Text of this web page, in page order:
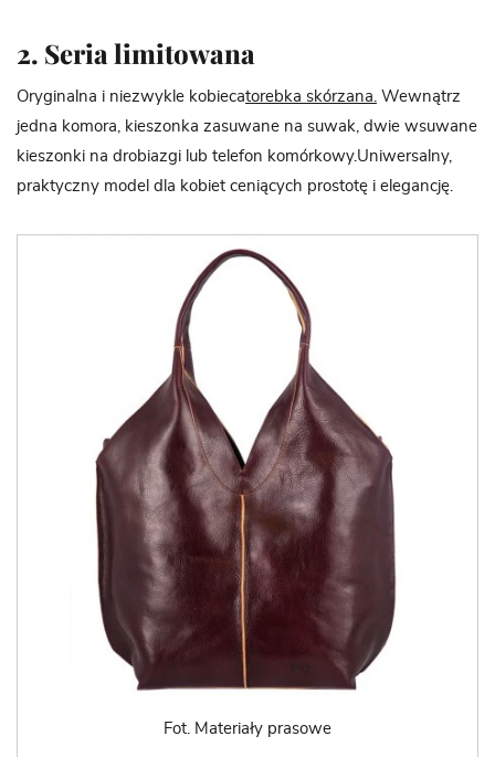
2. Seria limitowana
Oryginalna i niezwykle kobiecatorebka skórzana. Wewnątrz
jedna komora, kieszonka zasuwane na suwak, dwie wsuwane
kieszonki na drobiazgi lub telefon komórkowy.Uniwersalny,
praktyczny model dla kobiet ceniących prostotę i elegancję.
Fot. Materiały prasowe